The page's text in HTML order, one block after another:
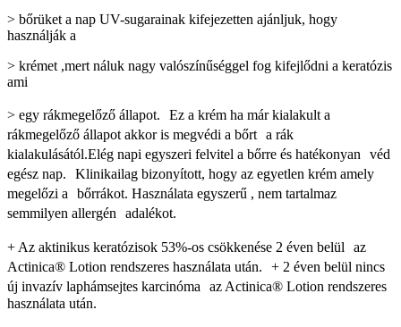
> bőrüket a nap UV-sugarainak kifejezetten ajánljuk, hogy
használják a
> krémet ,mert náluk nagy valószínűséggel fog kifejlődni a keratózis
ami
> egy rákmegelőző állapot. Ez a krém ha már kialakult a
rákmegelőző állapot akkor is megvédi a bőrt a rák
kialakulásától.Elég napi egyszeri felvitel a bőrre és hatékonyan véd
egész nap. Klinikailag bizonyított, hogy az egyetlen krém amely
megelőzi a bőrrákot. Használata egyszerű , nem tartalmaz
semmilyen allergén adalékot.
+ Az aktinikus keratózisok 53%-os csökkenése 2 éven belül az
Actinica® Lotion rendszeres használata után. + 2 éven belül nincs
új invazív laphámsejtes karcinóma az Actinica® Lotion rendszeres
használata után.